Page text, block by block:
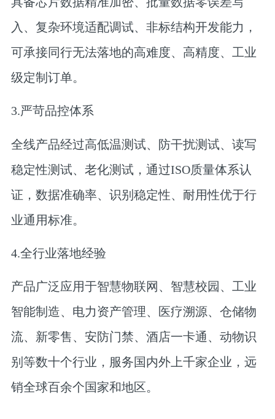
入、复杂环境适配调试、非标结构开发能力，
可承接同行无法落地的高难度、高精度、工业
级定制订单。
3.严苛品控体系
全线产品经过高低温测试、防干扰测试、读写
稳定性测试、老化测试，通过ISO质量体系认
证，数据准确率、识别稳定性、耐用性优于行
业通用标准。
4.全行业落地经验
产品广泛应用于智慧物联网、智慧校园、工业
智能制造、电力资产管理、医疗溯源、仓储物
流、新零售、安防门禁、酒店一卡通、动物识
别等数十个行业，服务国内外上千家企业，远
销全球百余个国家和地区。